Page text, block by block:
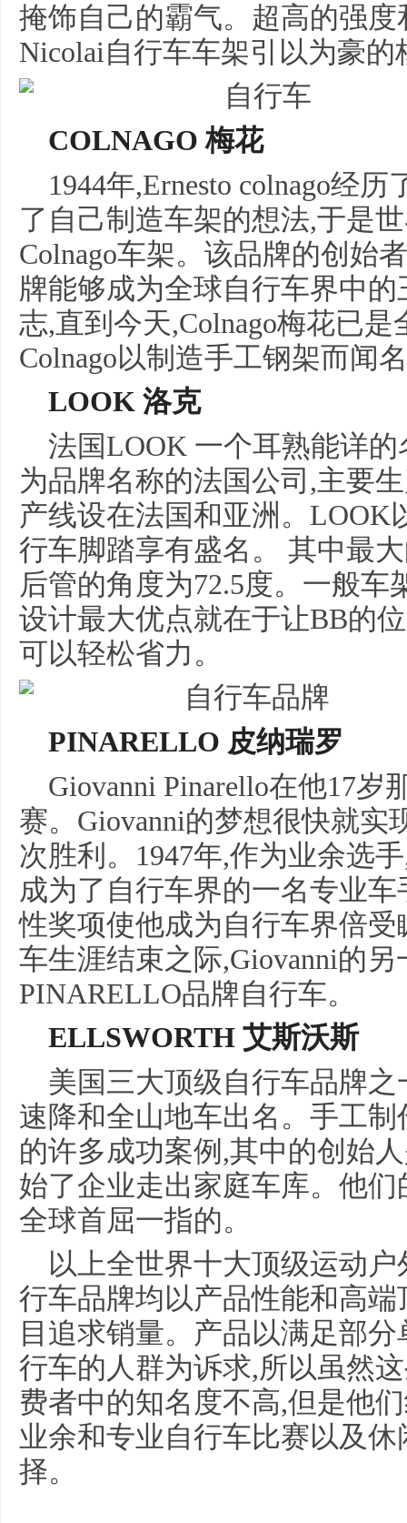
掩饰自己的霸气。超高的强
Nicolai自行车车架引以为豪的
COLNAGO 梅花
1944年,Ernesto colnago经
了自己制造车架的想法,于是
Colnago车架。该品牌的创始
牌能够成为全球自行车界中
志,直到今天,Colnago梅花已
Colnago以制造手工钢架而闻
LOOK 洛克
法国LOOK 一个耳熟能详
为品牌名称的法国公司,主要
产线设在法国和亚洲。LOOK
行车脚踏享有盛名。 其中最
后管的角度为72.5度。一般车
设计最大优点就在于让BB的
可以轻松省力。
PINARELLO 皮纳瑞罗
Giovanni Pinarello在他17
赛。Giovanni的梦想很快就实
次胜利。1947年,作为业余选
成为了自行车界的一名专业
性奖项使他成为自行车界倍
车生涯结束之际,Giovanni的
PINARELLO品牌自行车。
ELLSWORTH 艾斯沃斯
美国三大顶级自行车品牌
速降和全山地车出名。手工
的许多成功案例,其中的创始
始了企业走出家庭车库。他
全球首屈一指的。
以上全世界十大顶级运动
行车品牌均以产品性能和高
目追求销量。产品以满足部
行车的人群为诉求,所以虽然
费者中的知名度不高,但是他
业余和专业自行车比赛以及
择。